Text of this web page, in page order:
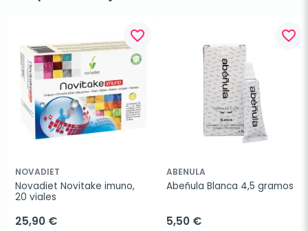
favorite_border
NOVADIET
Novadiet Novitake imuno,
20 viales
25,90 €
favorite_border
ABENULA
Abeñula Blanca 4,5 gramos
5,50 €